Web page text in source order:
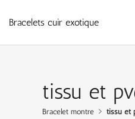
Bracelets cuir exotique
tissu et
Bracelet montre tissu et